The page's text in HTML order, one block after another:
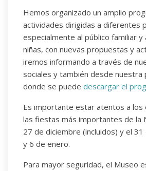
Hemos organizado un amplio
actividades dirigidas a diferentes
especialmente al público familiar y
niñas, con nuevas propuestas y
iremos informando a través de
sociales y también desde nuestra
donde se puede descargar el
Es importante estar atentos a los
las fiestas más importantes de la
27 de diciembre (incluidos) y el 31
y 6 de enero.
Para mayor seguridad, el Museo